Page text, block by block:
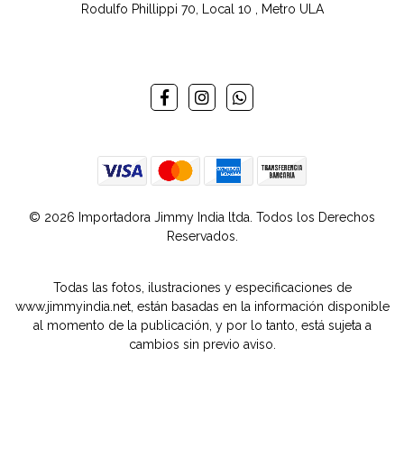
Rodulfo Phillippi 70, Local 10 , Metro ULA
© 2026 Importadora Jimmy India ltda. Todos los Derechos
Reservados.
Todas las fotos, ilustraciones y especificaciones de
www.jimmyindia.net, están basadas en la información disponible
al momento de la publicación, y por lo tanto, está sujeta a
cambios sin previo aviso.